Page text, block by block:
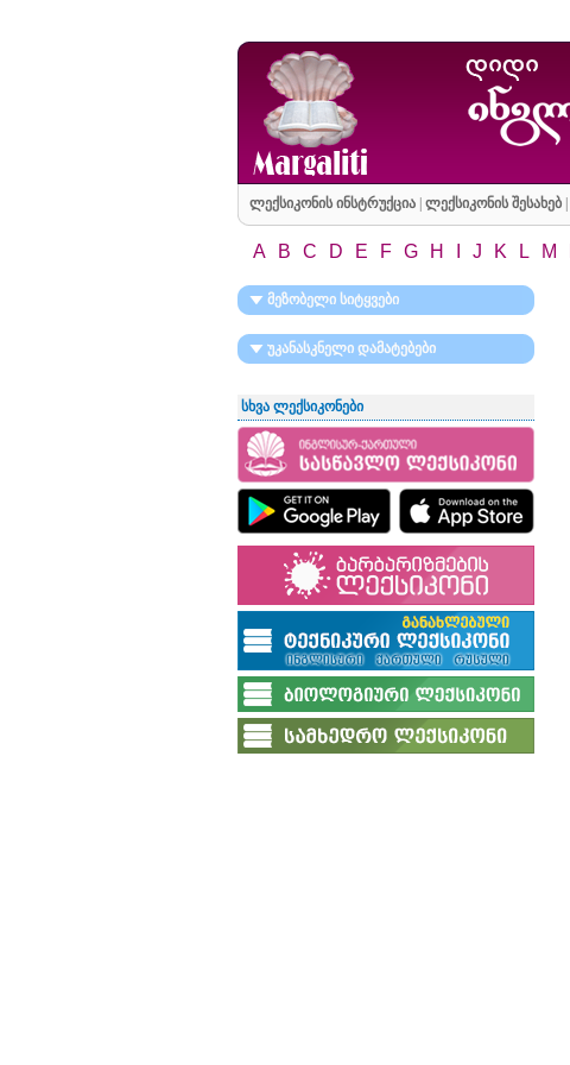
ლექსიკონის ინსტრუქცია| ლექსიკონის შესახებ|
A B C D E F G H J K L M
მეზობელი სიტყვები
უკანასკნელი დამატებები
სხვა ლექსიკონები